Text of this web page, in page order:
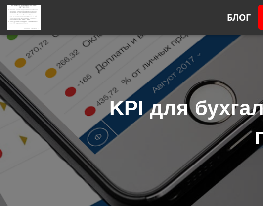
БЛОГ
KPI для